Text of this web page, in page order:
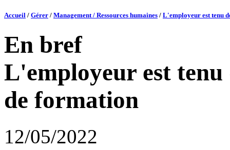
Accueil / Gérer / Management / Ressources humaines / L'employeur est tenu
En bref
L'employeur est
de formation
12/05/2022